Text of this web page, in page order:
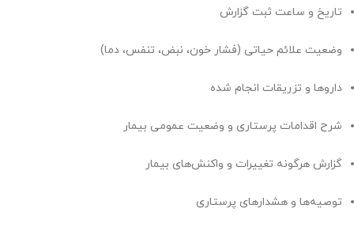
تاریخ و ساعت ثبت گزارش
وضعیت علائم حیاتی (فشار خون، نبض، تنفس، دما)
داروها و تزریقات انجام شده
شرح اقدامات پرستاری و وضعیت عمومی بیمار
گزارش هرگونه تغییرات و واکنش‌های بیمار
توصیه‌ها و هشدارهای پرستاری